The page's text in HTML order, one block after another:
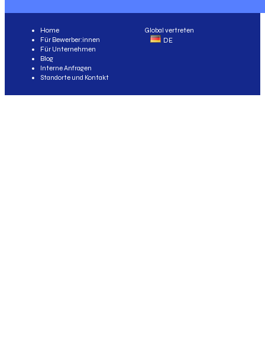
Global vertreten
DE
Home
Für Bewerber:innen
Für Unternehmen
Blog
Interne Anfragen
Standorte und Kontakt